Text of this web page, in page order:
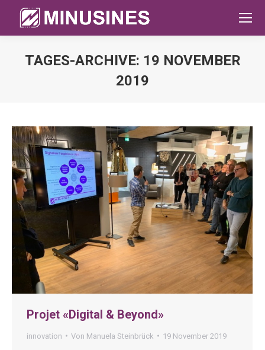
TAGES-ARCHIVE: 19 NOVEMBER
2019
Projet «Digital & Beyond»
innovation Von Manuela Steinbrück 19 November 2019